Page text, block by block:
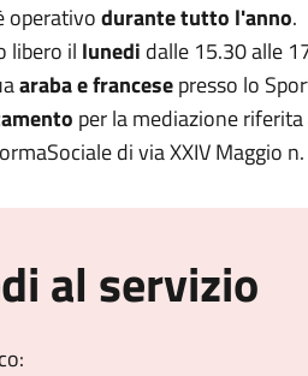
operativodurante tutto l'anno.
libero il lunedi dalle 15.30 alle
araba e francesepresso lo
per la mediazione riferita
di via XXIV Maggio
al servizio